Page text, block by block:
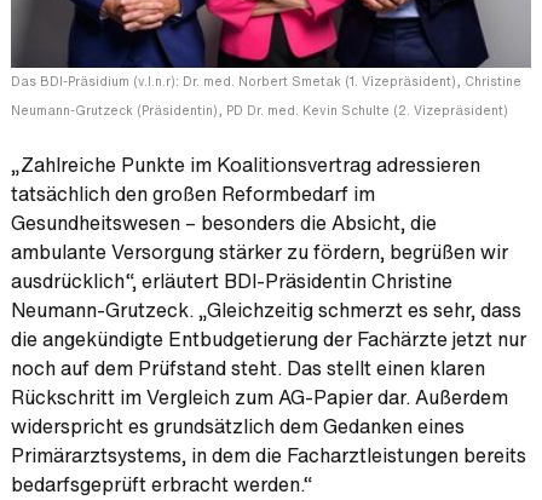
Das BDI-Präsidium (v.l.n.r): Dr. med. Norbert Smetak (1. Vizepräsident), Christine
Neumann-Grutzeck (Präsidentin), PD Dr. med. Kevin Schulte (2. Vizepräsident)
„Zahlreiche Punkte im Koalitionsvertrag adressieren
tatsächlich den großen Reformbedarf im
Gesundheitswesen – besonders die Absicht, die
ambulante Versorgung stärker zu fördern, begrüßen wir
ausdrücklich“, erläutert BDI-Präsidentin Christine
Neumann-Grutzeck. „Gleichzeitig schmerzt es sehr, dass
die angekündigte Entbudgetierung der Fachärzte jetzt nur
noch auf dem Prüfstand steht. Das stellt einen klaren
Rückschritt im Vergleich zum AG-Papier dar. Außerdem
widerspricht es grundsätzlich dem Gedanken eines
Primärarztsystems, in dem die Facharztleistungen bereits
bedarfsgeprüft erbracht werden.“